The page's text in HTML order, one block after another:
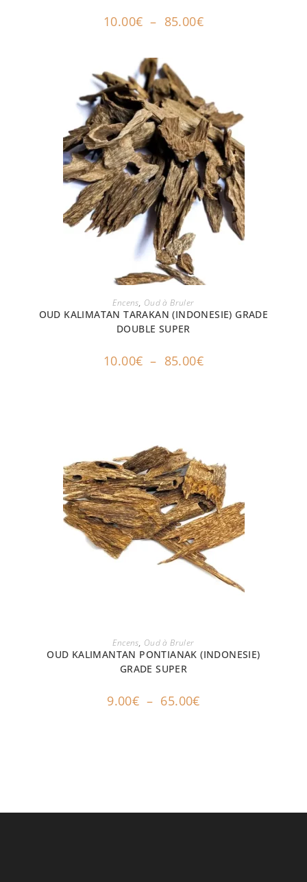
10.00€ – 85.00€
CHOIX DES OPTIONS
Encens, Oud à Bruler
OUD KALIMATAN TARAKAN (INDONESIE) GRADE
DOUBLE SUPER
10.00€ – 85.00€
CHOIX DES OPTIONS
Encens, Oud à Bruler
OUD KALIMANTAN PONTIANAK (INDONESIE)
GRADE SUPER
9.00€ – 65.00€